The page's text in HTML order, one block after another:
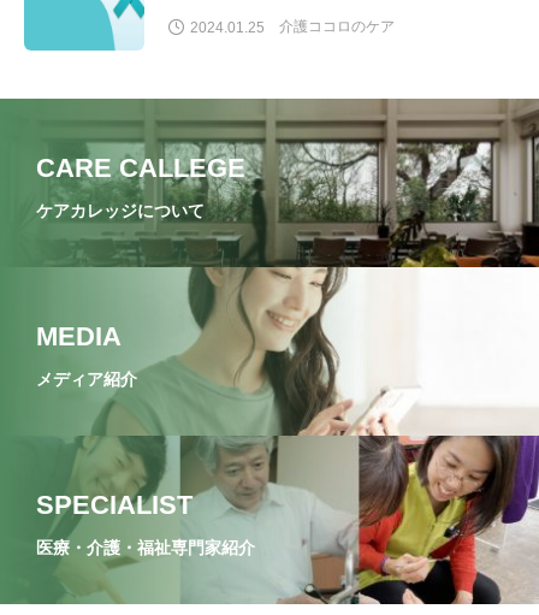
2024.01.25 介護ココロのケア
CARE CALLEGE
ケアカレッジについて
MEDIA
メディア紹介
SPECIALIST
医療・介護・福祉専門家紹介